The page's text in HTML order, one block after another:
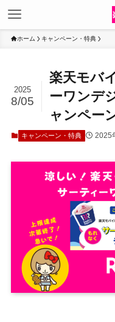
ホーム キャンペーン・特典
楽天モバ
ーワンデ
ャンペー
2025
8/05
キャンペーン・特典 2025